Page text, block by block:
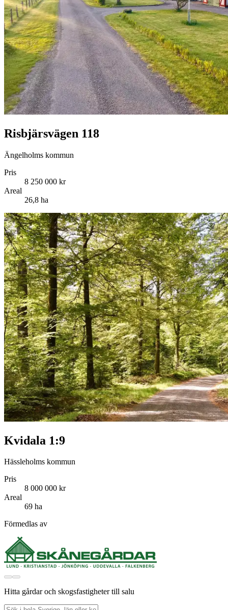
Risbjärsvägen 118
Ängelholms kommun
Pris
8 250 000 kr
Areal
26,8 ha
Kvidala 1:9
Hässleholms kommun
Pris
8 000 000 kr
Areal
69 ha
Förmedlas av
Hitta gårdar och skogsfastigheter till salu